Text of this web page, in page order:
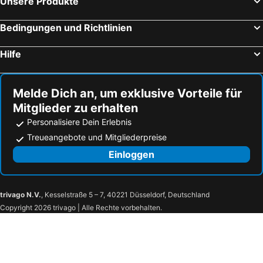
Bedingungen und Richtlinien
Hilfe
Melde Dich an, um exklusive Vorteile für
Mitglieder zu erhalten
Personalisiere Dein Erlebnis
Treueangebote und Mitgliederpreise
Einloggen
trivago N.V., Kesselstraße 5 – 7, 40221 Düsseldorf, Deutschland
Copyright 2026 trivago | Alle Rechte vorbehalten.